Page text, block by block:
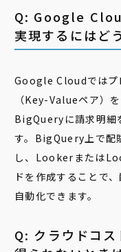
Q: Google
実現するにはど
Google Cloudではプ
（Key-Valueペア
BigQueryに請求明細
す。BigQuery上で配
し、Lookerまたは
ドを作成することで
自動化できます。
Q: クラウドコ